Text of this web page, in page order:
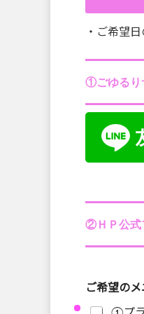
・ご希望日
①ごゆるり
②ＨＰ公式
ご希望のメ